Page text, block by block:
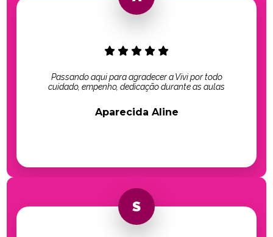
Passando aqui para agradecer a Vivi por todo
cuidado, empenho, dedicação durante as aulas
Aparecida Aline